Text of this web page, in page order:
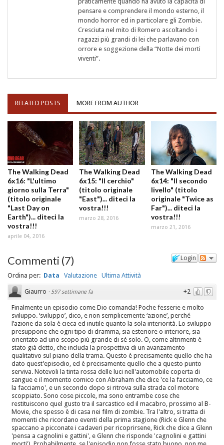
pensare e comprendere il mondo esterno, il
mondo horror ed in particolare gli Zombie.
Cresciuta nel mito di Romero ascoltando i
ragazzi più grandi di lei che parlavano con
orrore e soggezione della “Notte dei morti
viventi”.
RELATED POSTS MORE FROM AUTHOR
The Walking Dead
6x16: "L'ultimo
giorno sulla Terra"
(titolo originale
"Last Day on
Earth")... diteci la
vostra!!!
aprile 04, 2016
The Walking Dead
6x15: "Il cerchio"
(titolo originale
"East")... diteci la
vostra!!!
marzo 28, 2016
The Walking Dead
6x14: "Il secondo
livello" (titolo
originale "Twice as
Far")... diteci la
vostra!!!
marzo 21, 2016
Login
Commenti (7)
Ordina per: Data Valutazione Ultima Attività
+2
Giaurro · 597 settimane fa
Finalmente un episodio come Dio comanda! Poche fesserie e molto
sviluppo. ‘sviluppo’, dico, e non semplicemente ‘azione’, perché
l’azione da sola è cieca ed inutile quanto la sola interiorità. Lo sviluppo
presuppone che ogni tipo di dramma, sia esteriore o interiore, sia
orientato ad uno scopo più grande di sé solo. O, come altrimenti è
stato già detto, che includa la prospettiva di un avanzamento
qualitativo sul piano della trama. Questo è precisamente quello che ha
dato quest’episodio, ed è precisamente quello che a questo punto
serviva. Notevoli la tinta rossa delle luci nell'automobile coperta di
sangue e il momento comico con Abraham che dice 'ce la facciamo, ce
la facciamo', e un secondo dopo si ritrova sulla strada col motore
scoppiato. Sono cose piccole, ma sono entrambe cose che
restituiscono quel gusto tra il sarcastico ed il macabro, prossimo al B-
Movie, che spesso è di casa nei film di zombie. Tra l'altro, si tratta di
momenti che ricordano eventi della prima stagione (Rick e Glenn che
spaccano a picconate i cadaveri per ricoprirsene, Rick che dice a Glenn
'pensa a cagnolini e gattini', e Glenn che risponde 'cagnolini e gattini